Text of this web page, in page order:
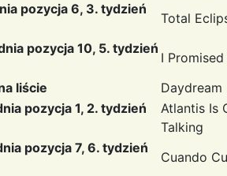
pozycja 6, 3. tydzień
Total
pozycja 10, 5. tydzień
I
liście Daydream
pozycja 1, 2. tydzień
Atlantis Is
Talking
pozycja 7, 6. tydzień
Cuando